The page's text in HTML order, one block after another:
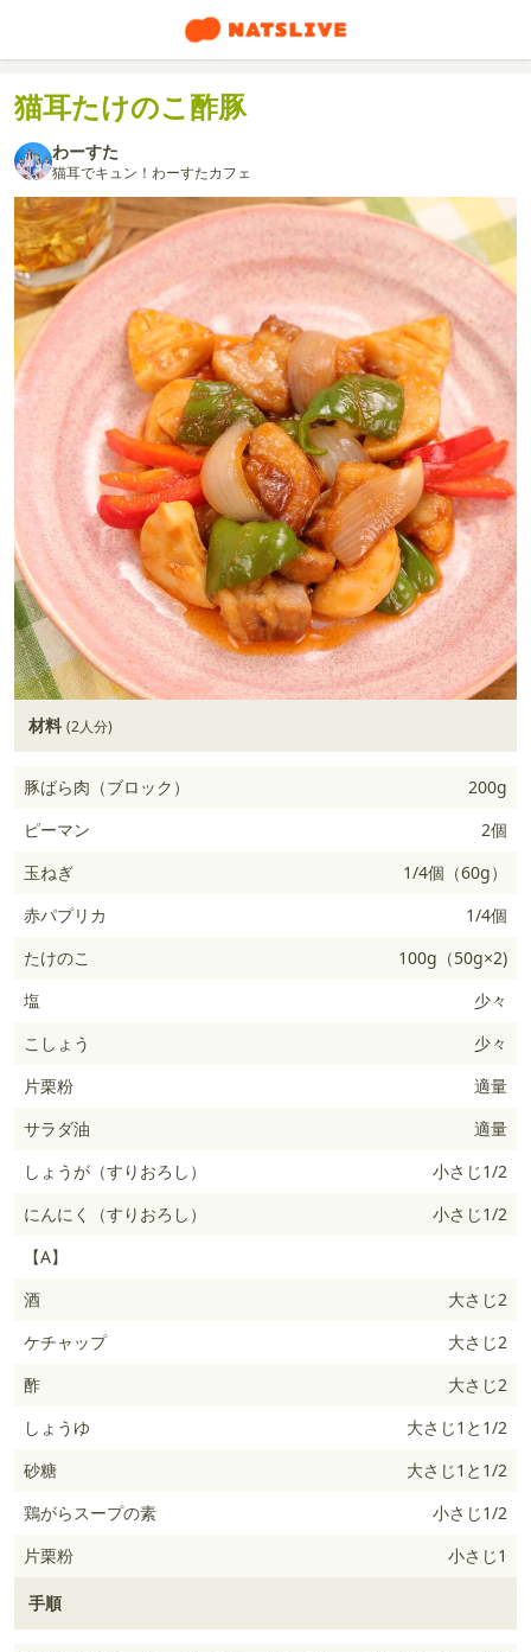
猫耳たけのこ酢豚
わーすた
猫耳でキュン！わーすたカフェ
材料 (2人分)
豚ばら肉（ブロック）
200g
ピーマン
2個
玉ねぎ
1/4個（60g）
赤パプリカ
1/4個
たけのこ
100g（50g×2)
塩
少々
こしょう
少々
片栗粉
適量
サラダ油
適量
しょうが（すりおろし）
小さじ1/2
にんにく（すりおろし）
小さじ1/2
【A】
酒
大さじ2
ケチャップ
大さじ2
酢
大さじ2
しょうゆ
大さじ1と1/2
砂糖
大さじ1と1/2
鶏がらスープの素
小さじ1/2
片栗粉
小さじ1
手順